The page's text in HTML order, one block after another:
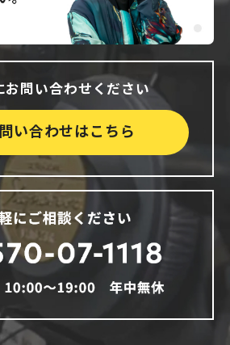
お問い合わせください
い合わせはこちら